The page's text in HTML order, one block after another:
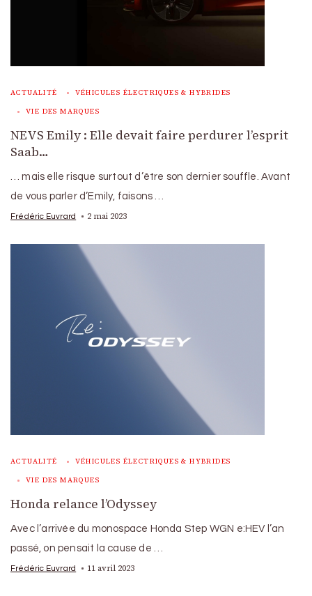
ACTUALITÉ VÉHICULES ÉLECTRIQUES & HYBRIDES
VIE DES MARQUES
NEVS Emily : Elle devait faire perdurer l’esprit
Saab…
… mais elle risque surtout d’être son dernier souffle. Avant
de vous parler d’Emily, faisons …
Frédéric Euvrard 2 mai 2023
ACTUALITÉ VÉHICULES ÉLECTRIQUES & HYBRIDES
VIE DES MARQUES
Honda relance l’Odyssey
Avec l’arrivée du monospace Honda Step WGN e:HEV l’an
passé, on pensait la cause de …
Frédéric Euvrard 11 avril 2023